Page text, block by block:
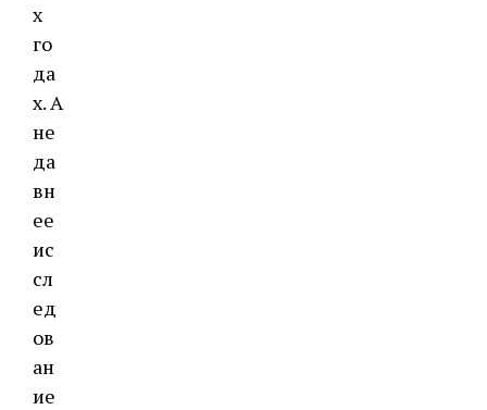
х
го
да
х. А
не
да
вн
ее
ис
сл
ед
ов
ан
ие